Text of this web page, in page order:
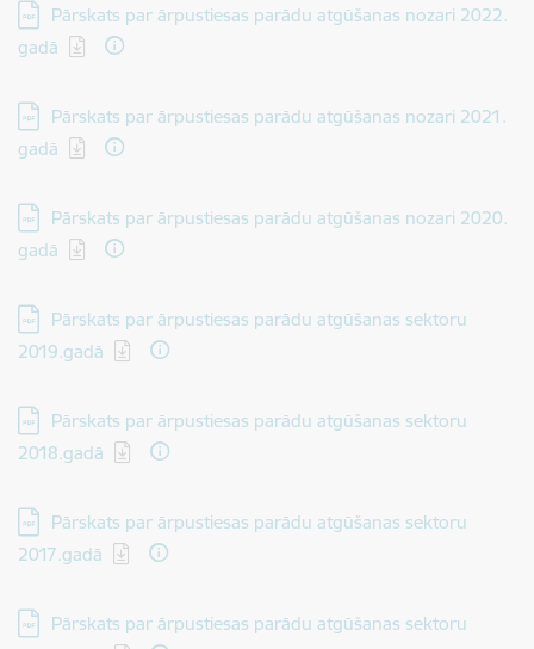
Lejupielādēt:
Pārskats par ārpustiesas parādu atgūšanas nozari 2022.
gadā
Lejupielādēt:
Pārskats par ārpustiesas parādu atgūšanas nozari 2021.
gadā
Lejupielādēt:
Pārskats par ārpustiesas parādu atgūšanas nozari 2020.
gadā
Lejupielādēt:
Pārskats par ārpustiesas parādu atgūšanas sektoru
2019.gadā
Lejupielādēt:
Pārskats par ārpustiesas parādu atgūšanas sektoru
2018.gadā
Lejupielādēt:
Pārskats par ārpustiesas parādu atgūšanas sektoru
2017.gadā
Lejupielādēt:
Pārskats par ārpustiesas parādu atgūšanas sektoru